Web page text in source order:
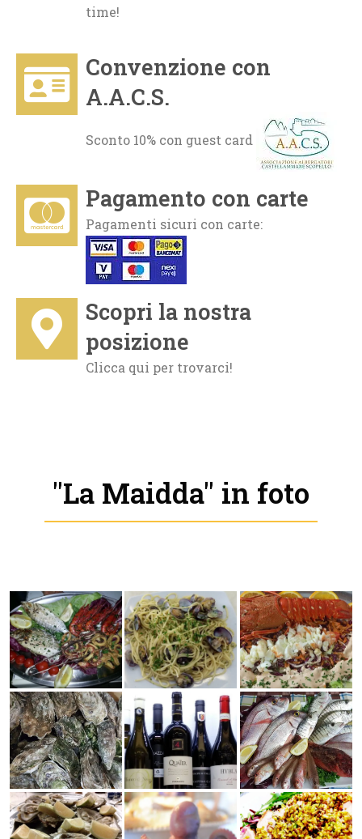
time!
Convenzione con
A.A.C.S.
Sconto 10% con guest card
Pagamento con carte
Pagamenti sicuri con carte:
Scopri la nostra
posizione
Clicca qui per trovarci!
"La Maidda" in foto